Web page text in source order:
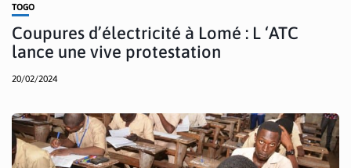
TOGO
Coupures d’électricité à Lomé : L ‘ATC
lance une vive protestation
20/02/2024